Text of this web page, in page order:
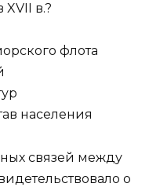
в.?
флота
населения
связей между
о